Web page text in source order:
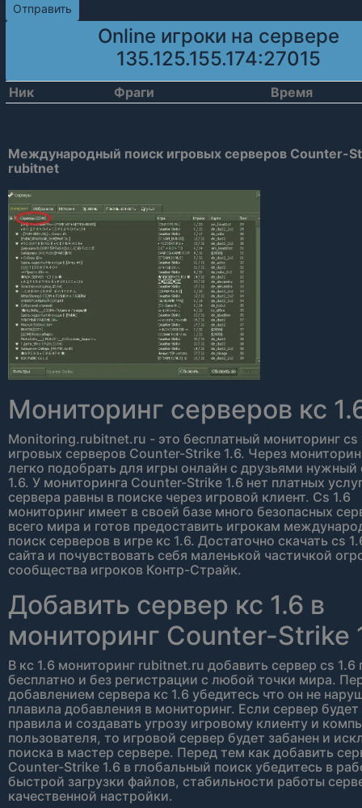
Online игроки на сервере
135.125.155.174:27015
Ник Фраги Время
Международный поиск игровых серверов Counter-
rubitnet
Мониторинг серверов кс
Monitoring.rubitnet.ru - это бесплатный мониторинг cs
игровых серверов Counter-Strike 1.6. Через
легко подобрать для игры онлайн с друзьями нужный
1.6. У мониторинга Counter-Strike 1.6 нет платных
сервера равны в поиске через игровой клиент. Сs 1.6
мониторинг имеет в своей базе много безопасных
всего мира и готов предоставить игрокам
поиск серверов в игре кс 1.6. Достаточно скачать cs
сайта и почувствовать себя маленькой частичкой
сообщества игроков Контр-Страйк.
Добавить сервер кс 1.6 в
мониторинг Counter-Strike
В кс 1.6 мониторинг rubitnet.ru добавить сервер cs 1.6
бесплатно и без регистрации с любой точки мира.
добавлением сервера кс 1.6 убедитесь что он не
плавила добавления в мониторинг. Если сервер
правила и создавать угрозу игровому клиенту и
пользователя, то игровой сервер будет забанен и
поиска в мастер сервере. Перед тем как добавить
Counter-Strike 1.6 в глобальный поиск убедитесь в
быстрой загрузки файлов, стабильности работы
качественной настройки.